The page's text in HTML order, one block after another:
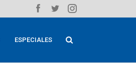
ESPECIALES